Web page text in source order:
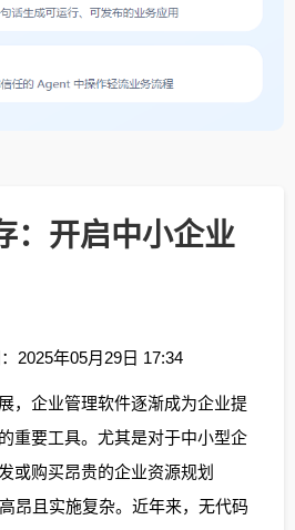
：开启中小企业
2025年05月29日 17:34
，企业管理软件逐渐成为企业提
重要工具。尤其是对于中小型企
或购买昂贵的企业资源规划
昂且实施复杂。近年来，无代码